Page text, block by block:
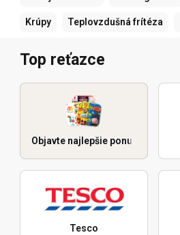
Krúpy Teplovzdušná frítéza
Top reťazce
Objavte najlepšie ponuky
Tesco